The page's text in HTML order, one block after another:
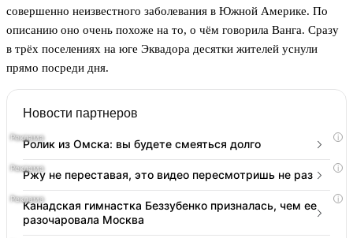
совершенно неизвестного заболевания в Южной Америке. По
описанию оно очень похоже на то, о чём говорила Ванга. Сразу
в трёх поселениях на юге Эквадора десятки жителей уснули
прямо посреди дня.
Новости партнеров
i
Ролик из Омска: вы будете смеяться долго
i
Ржу не переставая, это видео пересмотришь не раз
i
Канадская гимнастка Беззубенко призналась, чем ее
разочаровала Москва